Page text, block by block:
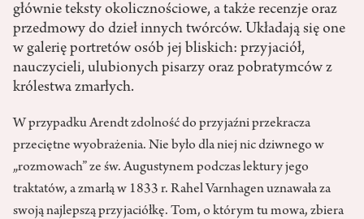
głównie teksty okolicznościowe, a także recenzje oraz
przedmowy do dzieł innych twórców. Układają się one
w galerię portretów osób jej bliskich: przyjaciół,
nauczycieli, ulubionych pisarzy oraz pobratymców z
królestwa zmarłych.
W przypadku Arendt zdolność do przyjaźni przekracza
przeciętne wyobrażenia. Nie było dla niej nic dziwnego w
„rozmowach” ze św. Augustynem podczas lektury jego
traktatów, a zmarłą w 1833 r. Rahel Varnhagen uznawała za
swoją najlepszą przyjaciółkę. Tom, o którym tu mowa, zbiera